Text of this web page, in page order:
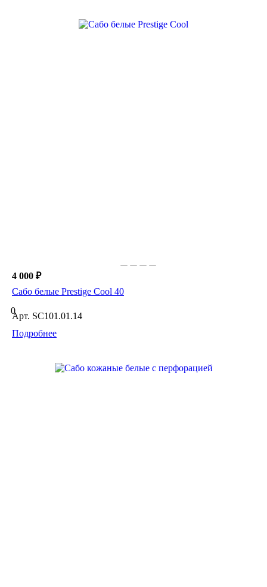
4 000 ₽
Сабо белые Prestige Cool 40
0
Арт. SC101.01.14
Подробнее